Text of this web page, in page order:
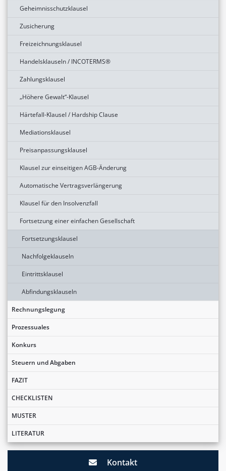
Geheimnisschutzklausel
Zusicherung
Freizeichnungsklausel
Handelsklauseln / INCOTERMS®
Zahlungsklausel
„Höhere Gewalt“-Klausel
Härtefall-Klausel / Hardship Clause
Mediationsklausel
Preisanpassungsklausel
Klausel zur einseitigen AGB-Änderung
Automatische Vertragsverlängerung
Klausel für den Insolvenzfall
Fortsetzung einer einfachen Gesellschaft
Fortsetzungsklausel
Nachfolgeklauseln
Eintrittsklausel
Abfindungsklauseln
Rechnungslegung
Prozessuales
Konkurs
Steuern und Abgaben
FAZIT
CHECKLISTEN
MUSTER
LITERATUR
Kontakt